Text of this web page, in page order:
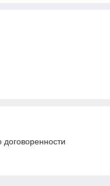
договоренности